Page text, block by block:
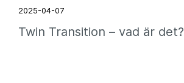
2025-04-07
Twin Transition – vad är det?